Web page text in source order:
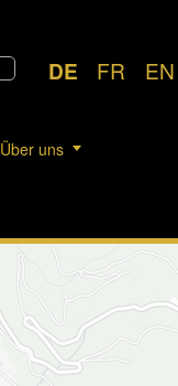
DE FR EN
Über uns